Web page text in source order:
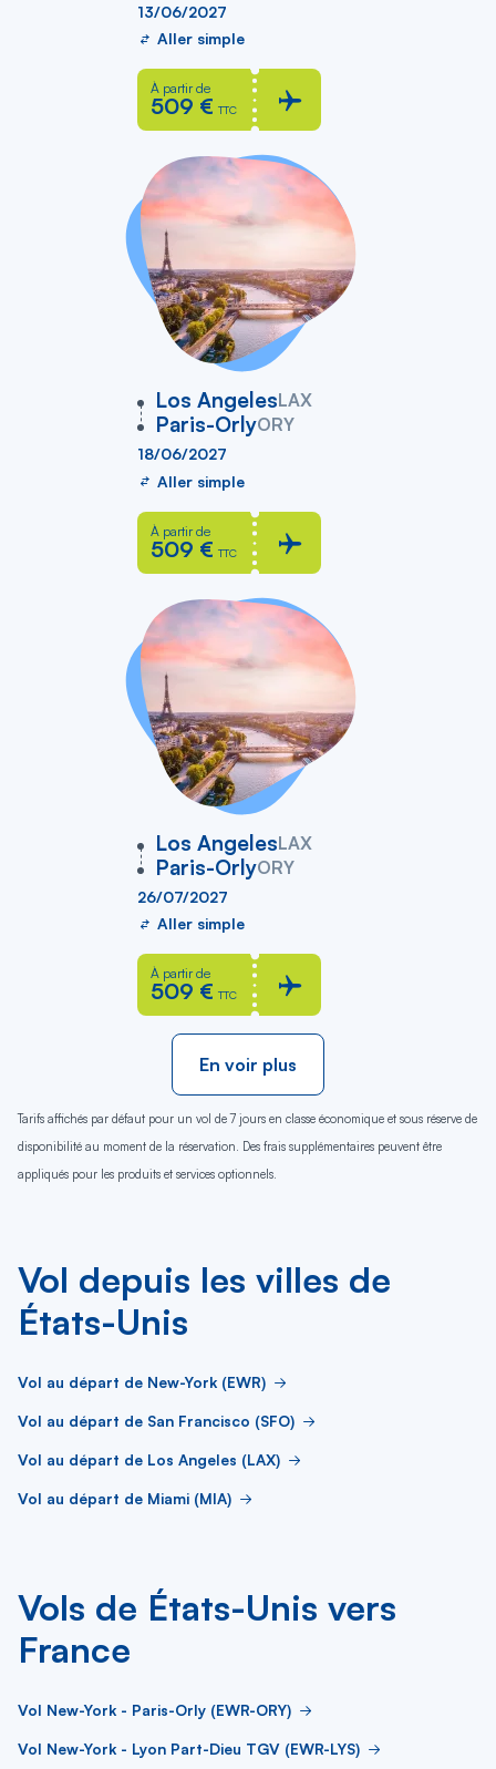
13/06/2027
Aller simple
À partir de
509 € TTC
Los AngelesLAX
vers
Paris-OrlyORY
18/06/2027
Aller simple
À partir de
509 € TTC
Los AngelesLAX
vers
Paris-OrlyORY
26/07/2027
Aller simple
À partir de
509 € TTC
En voir plus
Tarifs affichés par défaut pour un vol de 7 jours en classe économique et sous réserve de
disponibilité au moment de la réservation. Des frais supplémentaires peuvent être
appliqués pour les produits et services optionnels.
Vol depuis les villes de
États-Unis
Vol au départ de New-York (EWR)
Vol au départ de San Francisco (SFO)
Vol au départ de Los Angeles (LAX)
Vol au départ de Miami (MIA)
Vols de États-Unis vers
France
Vol New-York - Paris-Orly (EWR-ORY)
Vol New-York - Lyon Part-Dieu TGV (EWR-LYS)